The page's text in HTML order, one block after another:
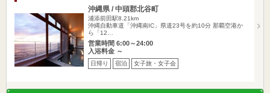
沖縄県 / 中頭郡北谷町
浦添前田駅8.21km
沖縄自動車道「沖縄南IC」県道23号を約10分 那覇空港か
ら「12…
営業時間 6:00～24:00
入浴料金 ～
日帰り 宿泊 女子旅・女子会